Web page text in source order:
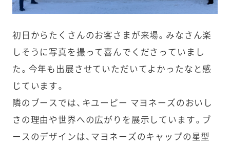
初日からたくさんのお客さまが来場。みなさん楽
しそうに写真を撮って喜んでくださっていまし
た。今年も出展させていただいてよかったなと感
じています。
隣のブースでは、キユーピー マヨネーズのおいし
さの理由や世界への広がりを展示しています。ブ
ースのデザインは、マヨネーズのキャップの星型